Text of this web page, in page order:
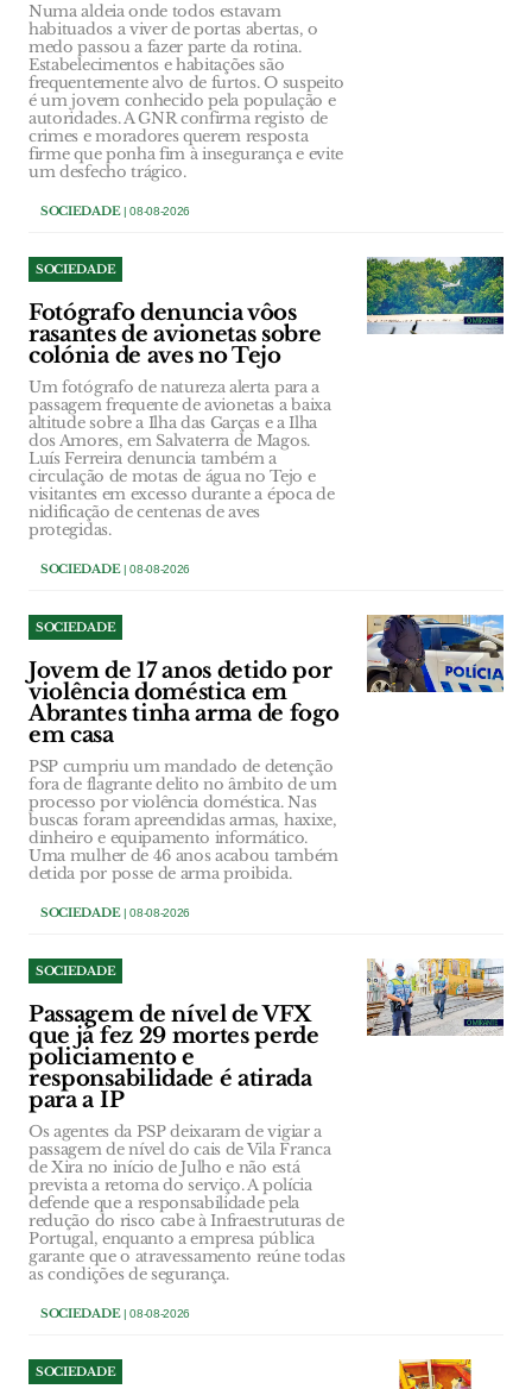
Numa aldeia onde todos estavam
habituados a viver de portas abertas, o
medo passou a fazer parte da rotina.
Estabelecimentos e habitações são
frequentemente alvo de furtos. O suspeito
é um jovem conhecido pela população e
autoridades. A GNR confirma registo de
crimes e moradores querem resposta
firme que ponha fim à insegurança e evite
um desfecho trágico.
SOCIEDADE| 08-08-2026
SOCIEDADE
Fotógrafo denuncia vôos
rasantes de avionetas sobre
colónia de aves no Tejo
Um fotógrafo de natureza alerta para a
passagem frequente de avionetas a baixa
altitude sobre a Ilha das Garças e a Ilha
dos Amores, em Salvaterra de Magos.
Luís Ferreira denuncia também a
circulação de motas de água no Tejo e
visitantes em excesso durante a época de
nidificação de centenas de aves
protegidas.
SOCIEDADE| 08-08-2026
SOCIEDADE
Jovem de 17 anos detido por
violência doméstica em
Abrantes tinha arma de fogo
em casa
PSP cumpriu um mandado de detenção
fora de flagrante delito no âmbito de um
processo por violência doméstica. Nas
buscas foram apreendidas armas, haxixe,
dinheiro e equipamento informático.
Uma mulher de 46 anos acabou também
detida por posse de arma proibida.
SOCIEDADE| 08-08-2026
SOCIEDADE
Passagem de nível de VFX
que já fez 29 mortes perde
policiamento e
responsabilidade é atirada
para a IP
Os agentes da PSP deixaram de vigiar a
passagem de nível do cais de Vila Franca
de Xira no início de Julho e não está
prevista a retoma do serviço. A polícia
defende que a responsabilidade pela
redução do risco cabe à Infraestruturas de
Portugal, enquanto a empresa pública
garante que o atravessamento reúne todas
as condições de segurança.
SOCIEDADE| 08-08-2026
SOCIEDADE